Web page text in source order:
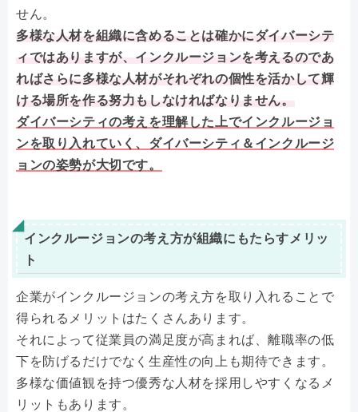
せん。
多様な人材を組織に含めることは確かにダイバーシテ
ィではありますが、インクルージョンを考えるのであ
ればさらに多様な人材がそれぞれの個性を活かして輝
ける場所を作る努力もしなければなりません。
ダイバーシティの考えを理解した上でインクルージョ
ンを取り入れていく、ダイバーシティ＆インクルージ
ョンの姿勢が大切です。
インクルージョンの考え方が組織にもたらすメリッ
ト
企業がインクルージョンの考え方を取り入れることで
得られるメリットはたくさんあります。
それによって従業員の満足度が高まれば、離職率の低
下を防げるだけでなく生産性の向上も期待できます。
多様な価値観を持つ優秀な人材を採用しやすくなるメ
リットもあります。